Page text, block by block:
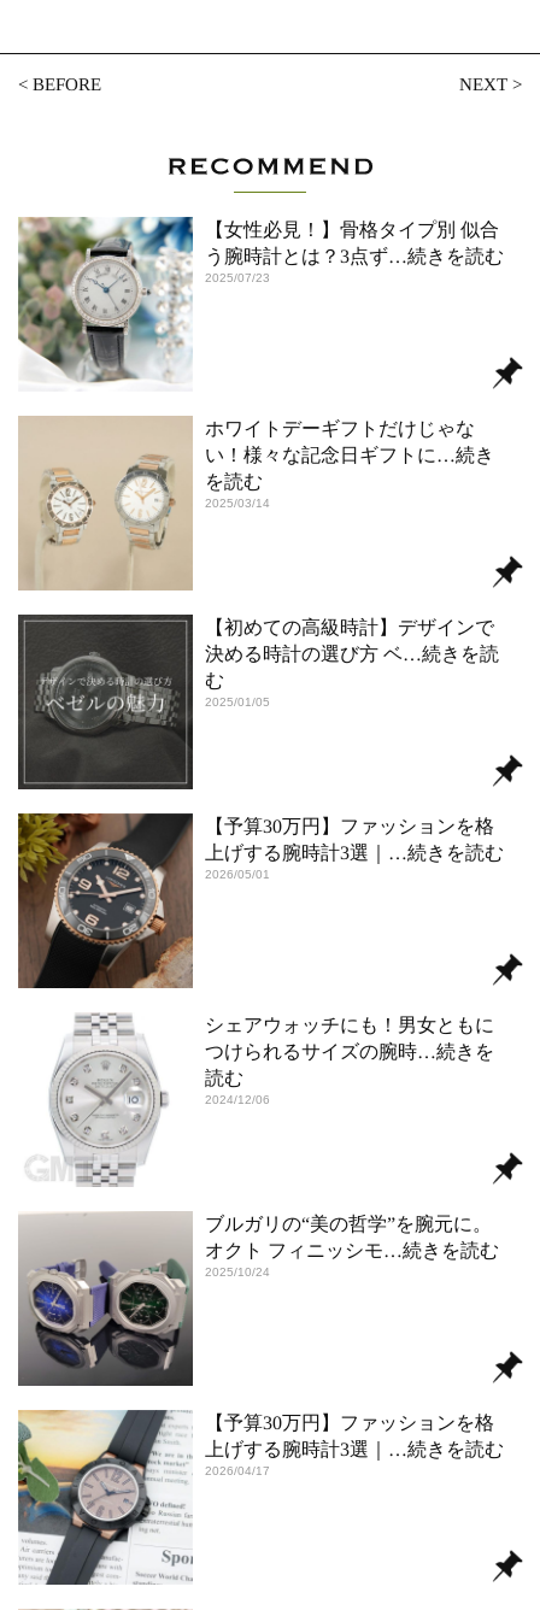
<BEFORE NEXT>
【女性必見！】骨格タイプ別 似合
う腕時計とは？3点ず…続きを読む
2025/07/23
ホワイトデーギフトだけじゃな
い！様々な記念日ギフトに …続き
を読む
2025/03/14
【初めての高級時計】デザインで
決める時計の選び方 ベ…続きを読
む
2025/01/05
【予算30万円】ファッションを格
上げする腕時計3選｜ …続きを読む
2026/05/01
シェアウォッチにも！男女ともに
つけられるサイズの腕時…続きを
読む
2024/12/06
ブルガリの“美の哲学”を腕元に。
オクト フィニッシモ…続きを読む
2025/10/24
【予算30万円】ファッションを格
上げする腕時計3選｜ …続きを読む
2026/04/17